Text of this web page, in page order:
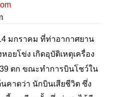
มกราคม ที่ท่าอากาศยาน
ยโข่ง เกิดอุบัติเหตุเครื่อง
ตก ขณะทำการบินโชว์ใน
นคาดว่า นักบินเสียชีวิต ซึ่ง